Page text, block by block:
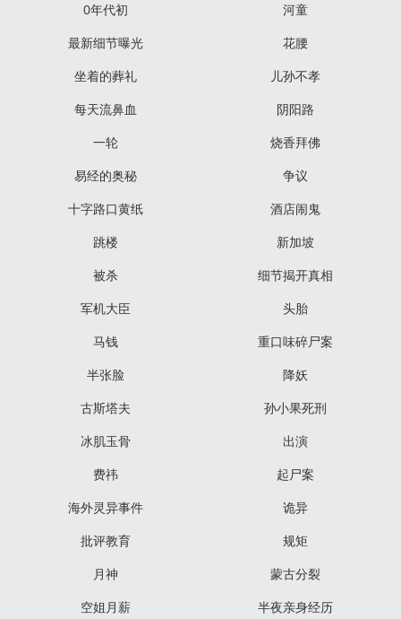
0年代初
河童
最新细节曝光
花腰
坐着的葬礼
儿孙不孝
每天流鼻血
阴阳路
一轮
烧香拜佛
易经的奥秘
争议
十字路口黄纸
酒店闹鬼
跳楼
新加坡
被杀
细节揭开真相
军机大臣
头胎
马钱
重口味碎尸案
半张脸
降妖
古斯塔夫
孙小果死刑
冰肌玉骨
出演
费祎
起尸案
海外灵异事件
诡异
批评教育
规矩
月神
蒙古分裂
空姐月薪
半夜亲身经历